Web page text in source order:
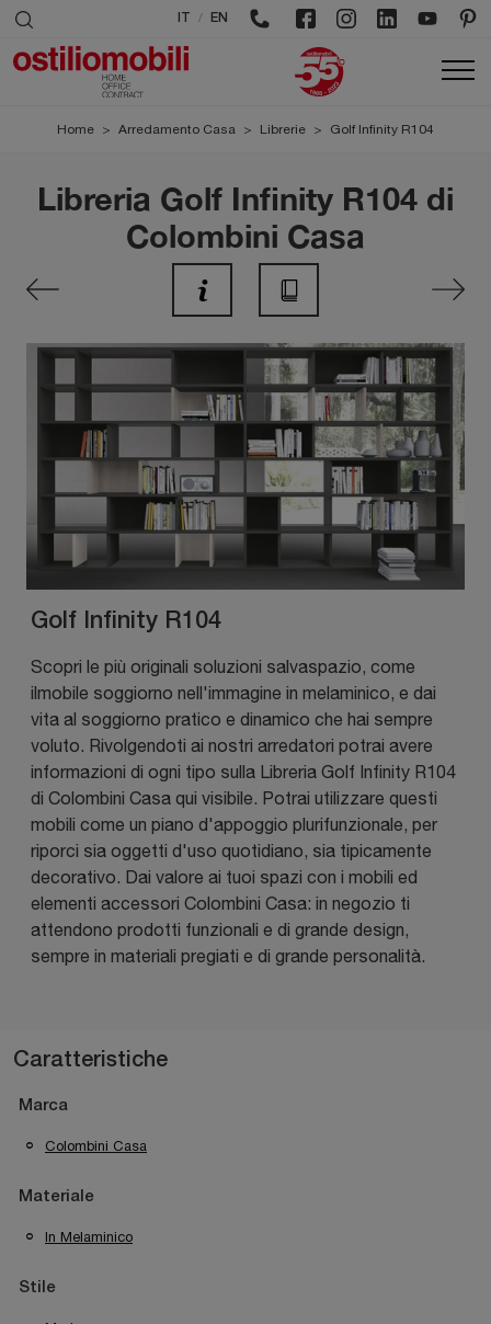
/ EN
Home > Arredamento Casa > Librerie > Golf Infinity R104
Libreria Golf Infinity R104 di
Colombini Casa
Golf Infinity R104
Scopri le più originali soluzioni salvaspazio, come
ilmobile soggiorno nell'immagine in melaminico, e dai
vita al soggiorno pratico e dinamico che hai sempre
voluto. Rivolgendoti ai nostri arredatori potrai avere
informazioni di ogni tipo sulla Libreria Golf Infinity R104
di Colombini Casa qui visibile. Potrai utilizzare questi
mobili come un piano d'appoggio plurifunzionale, per
riporci sia oggetti d'uso quotidiano, sia tipicamente
decorativo. Dai valore ai tuoi spazi con i mobili ed
elementi accessori Colombini Casa: in negozio ti
attendono prodotti funzionali e di grande design,
sempre in materiali pregiati e di grande personalità.
Caratteristiche
Marca
Colombini Casa
Materiale
In Melaminico
Stile